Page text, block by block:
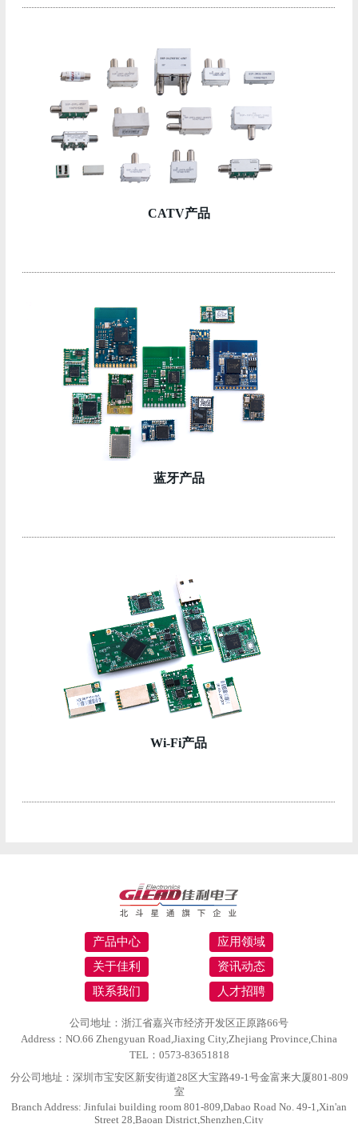
CATV产品
蓝牙产品
Wi-Fi产品
产品中心
应用领域
关于佳利
资讯动态
联系我们
人才招聘
公司地址：浙江省嘉兴市经济开发区正原路66号
Address：NO.66 Zhengyuan Road,Jiaxing City,Zhejiang Province,China
TEL：0573-83651818
分公司地址：深圳市宝安区新安街道28区大宝路49-1号金富来大厦801-809
室
Branch Address: Jinfulai building room 801-809,Dabao Road No. 49-1,Xin'an
Street 28,Baoan District,Shenzhen,City